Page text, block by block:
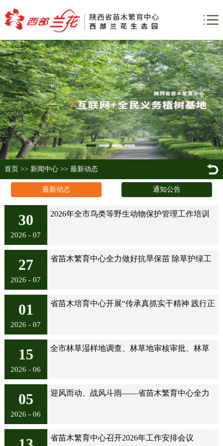
首页 >> 新闻中心>> 最新动态
最新动态 通知公告
30
2026 - 07
2026年全市鸟类等野生动物保护管理工作培训
27
2026 - 07
省苗木繁育中心全力做好抗旱保苗 除草护绿工
01
2026 - 07
省苗木培育中心开展“传承真抓实干精神 践行正
15
2026 - 06
全市林草湿样地调查、林草地审核审批、林草
05
2026 - 06
迎风而动、战风斗雨——省苗木繁育中心全力
省苗木繁育中心召开2026年工作安排会议